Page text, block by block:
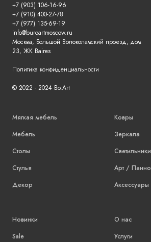
+7 (903) 106-16-96
+7 (910) 400-27-78
+7 (977) 135-69-19
info@buroartmoscow.ru
Москва, Большой Волоколамский проезд, дом
23, ЖК Baires
Политика конфиденциальности
© 2022 - 2024 Bo.Art
Мягкая мебель
Мебель
Столы
Стулья
Декор
Ковры
Зеркала
Светильники
Арт / Панно
Аксессуары
Новинки
Sale
О нас
Услуги